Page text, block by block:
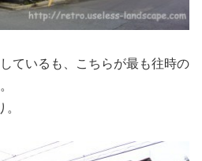
ているも、こちらが最も往時の